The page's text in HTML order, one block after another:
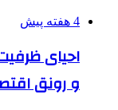
4 هفته پیش
احیای
و رونق